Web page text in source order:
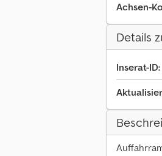
Achsen-
Details
Inserat-ID: